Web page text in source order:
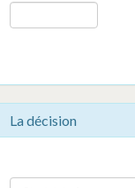
La décision